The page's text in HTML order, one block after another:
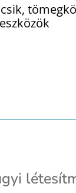
eszközök